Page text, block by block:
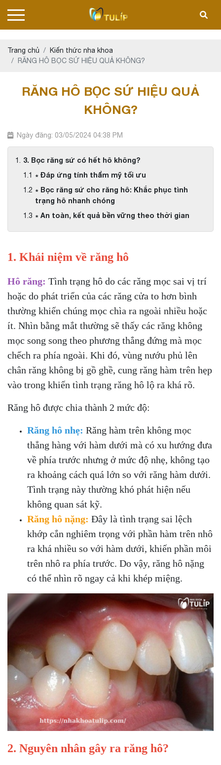
Trang chủ
Kiến thức nha khoa
RĂNG HÔ BỌC SỨ HIỆU QUẢ KHÔNG?
RĂNG HÔ BỌC SỨ HIỆU QUẢ
KHÔNG?
Ngày đăng: 03/05/2024 04:38 PM
3. Bọc răng sứ có hết hô không?
∗ Đáp ứng tính thẩm mỹ tối ưu
∗ Bọc răng sứ cho răng hô: Khắc phục tình
trạng hô nhanh chóng
∗ An toàn, kết quả bền vững theo thời gian
1. Khái niệm về răng hô
Hô răng: Tình trạng hô do các răng mọc sai vị trí
hoặc do phát triển của các răng cửa to hơn bình
thường khiến chúng mọc chìa ra ngoài nhiều hoặc
ít. Nhìn bằng mắt thường sẽ thấy các răng không
mọc song song theo phương thẳng đứng mà mọc
chếch ra phía ngoài. Khi đó, vùng nướu phủ lên
chân răng không bị gồ ghề, cung răng hàm trên hẹp
vào trong khiến tình trạng răng hô lộ ra khá rõ.
Răng hô được chia thành 2 mức độ:
Răng hô nhẹ: Răng hàm trên không mọc
thẳng hàng với hàm dưới mà có xu hướng đưa
về phía trước nhưng ở mức độ nhẹ, không tạo
ra khoảng cách quá lớn so với răng hàm dưới.
Tình trạng này thường khó phát hiện nếu
không quan sát kỹ.
Răng hô nặng: Đây là tình trạng sai lệch
khớp cắn nghiêm trọng với phần hàm trên nhô
ra khá nhiều so với hàm dưới, khiến phần môi
trên nhô ra phía trước. Do vậy, răng hô nặng
có thể nhìn rõ ngay cả khi khép miệng.
2. Nguyên nhân gây ra răng hô?